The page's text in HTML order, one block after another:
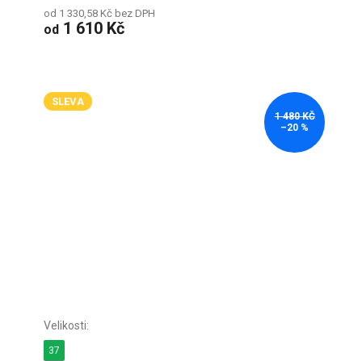
od 1 330,58 Kč bez DPH
od 1 610 Kč
SLEVA
1 480 KČ
–20 %
37